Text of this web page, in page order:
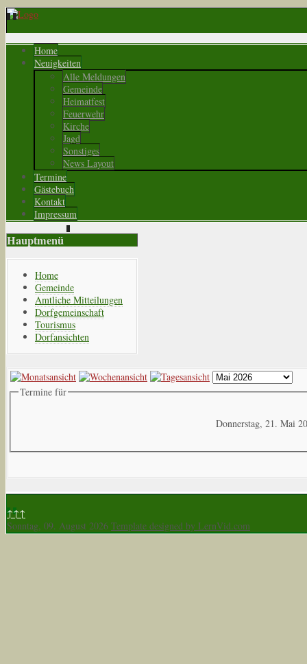
Home
Neuigkeiten
Alle Meldungen
Gemeinde
Heimatfest
Feuerwehr
Kirche
Jagd
Sonstiges
News Layout
Termine
Gästebuch
Kontakt
Impressum
Hauptmenü
Home
Gemeinde
Amtliche Mitteilungen
Dorfgemeinschaft
Tourismus
Dorfansichten
Termine für
Donnerstag, 21. Mai
↑↑↑
Sonntag, 09. August 2026 Template designed by LernVid.com